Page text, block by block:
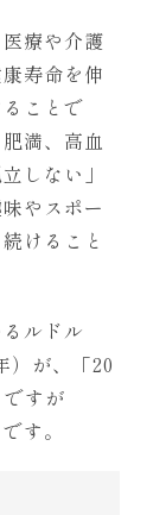
療や介護
寿命を伸
ことで
満、高血
しない」
やスポー
けること
ルドル
）が、「20
すが
す。